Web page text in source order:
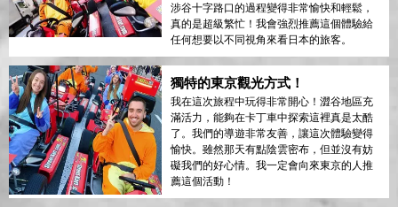
涉谷十字路口的過程變得非常愉快和輕鬆，
真的是超級繁忙！我會強烈推薦這個體驗給
任何想要以不同視角來看日本的旅客。
獨特的東京觀光方式！
我在這次旅程中玩得非常開心！澀谷地區充
滿活力，能夠在卡丁車中探索這裡真是太酷
了。我們的導遊非常友善，讓這次體驗變得
愉快。雖然那天有點陰雲密布，但並沒有妨
礙我們的好心情。我一定會向來東京的人推
薦這個活動！